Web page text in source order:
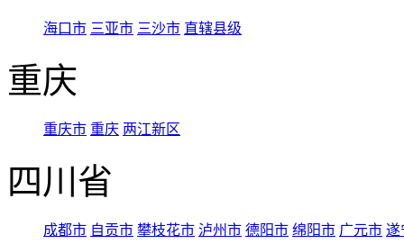
海口市 三亚市 三沙市 直辖县级
重庆
重庆市 重庆 两江新区
四川省
成都市 自贡市 攀枝花市 泸州市 德阳市 绵阳市 广元市 遂